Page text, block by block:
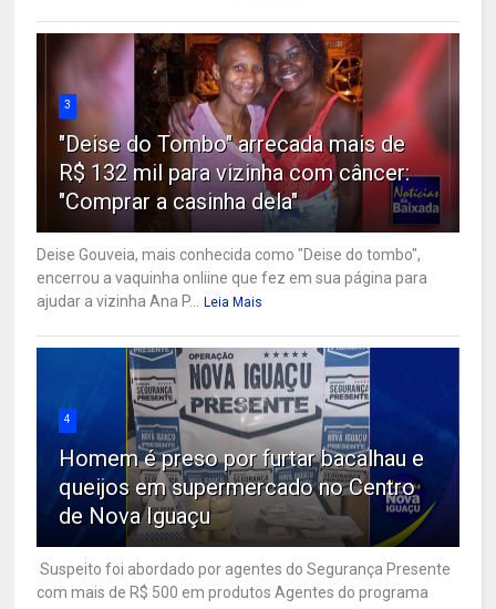
3
"Deise do Tombo" arrecada mais de
R$ 132 mil para vizinha com câncer:
"Comprar a casinha dela"
Deise Gouveia, mais conhecida como "Deise do tombo",
encerrou a vaquinha onliine que fez em sua página para
ajudar a vizinha Ana P...
Leia Mais
4
Homem é preso por furtar bacalhau e
queijos em supermercado no Centro
de Nova Iguaçu
Suspeito foi abordado por agentes do Segurança Presente
com mais de R$ 500 em produtos Agentes do programa